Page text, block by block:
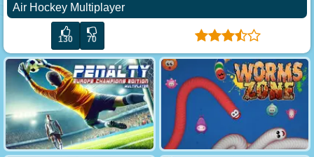
Air Hockey Multiplayer
130 70